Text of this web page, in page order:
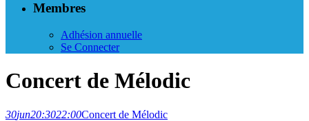
Membres
Adhésion annuelle
Se Connecter
Concert de Mélodic
30jun20:3022:00Concert de Mélodic